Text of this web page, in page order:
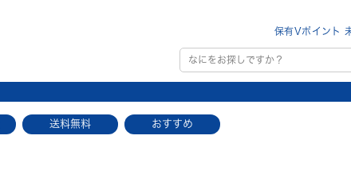
保有Vポイント
送料無料 おすすめ